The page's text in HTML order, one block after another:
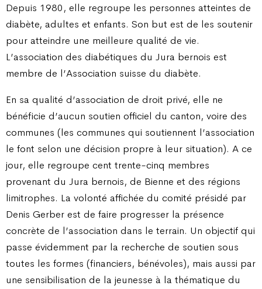
Depuis 1980, elle regroupe les personnes atteintes de
diabète, adultes et enfants. Son but est de les soutenir
pour atteindre une meilleure qualité de vie.
L’association des diabétiques du Jura bernois est
membre de l’Association suisse du diabète.
En sa qualité d’association de droit privé, elle ne
bénéficie d’aucun soutien officiel du canton, voire des
communes (les communes qui soutiennent l’association
le font selon une décision propre à leur situation). A ce
jour, elle regroupe cent trente-cinq membres
provenant du Jura bernois, de Bienne et des régions
limitrophes. La volonté affichée du comité présidé par
Denis Gerber est de faire progresser la présence
concrète de l’association dans le terrain. Un objectif qui
passe évidemment par la recherche de soutien sous
toutes les formes (financiers, bénévoles), mais aussi par
une sensibilisation de la jeunesse à la thématique du